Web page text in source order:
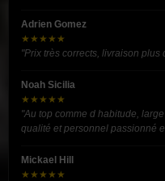
Adrien Gomez
★★★★★
"Prix très corrects, livraison plus
Noah Sicilia
★★★★★
"Au top comme d habitude,
qualité et personnel passionné
Mickael Hill
★★★★★